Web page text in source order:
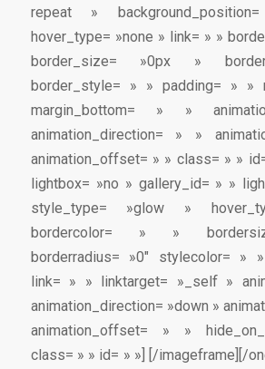
repeat »
hover_type= »none » link= » »
border_size= »0px »
border_style= » » padding= » »
margin_bottom= » »
animation_direction= » »
animation_offset= » » class= » »
lightbox= »no » gallery_id= » »
style_type= »glow »
bordercolor= » »
borderradius= »0″ stylecolor= »
link= » » linktarget= »_self »
animation_direction= »down »
animation_offset= » »
class= » » id= » »] [/imageframe][/